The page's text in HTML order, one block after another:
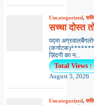
Uncategorized,
सच्चा दोस्त
पद्मा
ज़िंदगी का न...
Total Views :
August 5, 2026
Uncategorized,